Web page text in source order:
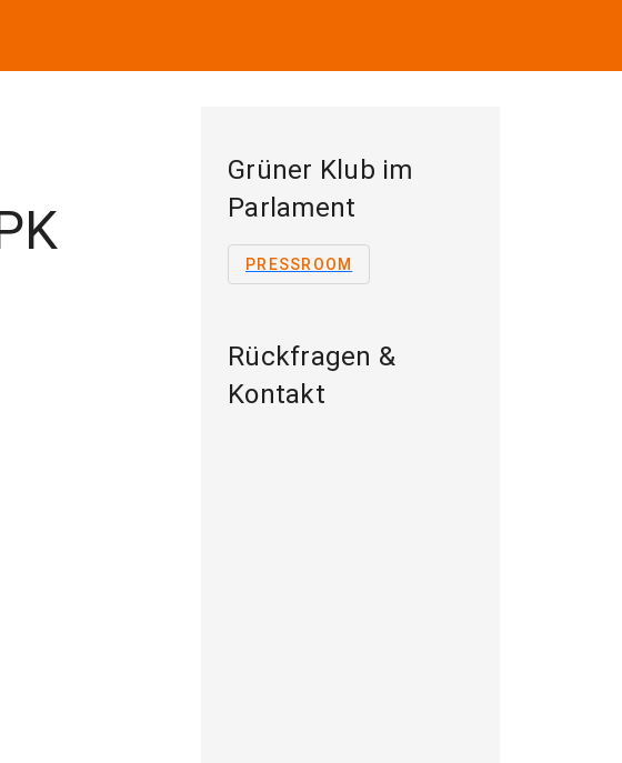
Grüner Klub im
Parlament
PRESSROOM
Rückfragen &
Kontakt